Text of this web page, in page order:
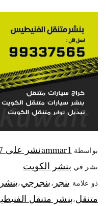
بواسطة ammar1نشر على 7
نشر في بنشر الكويت
ذو علامة بنجر ،بنجرجي،بنشر
متنقل،بنشر متنقل